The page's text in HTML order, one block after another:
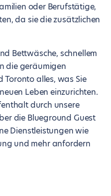
oder Berufstätige,
da sie die zusätzlichen
Bettwäsche, schnellem
die geräumigen
alles, was Sie
Leben einzurichten.
durch unsere
die Blueground Guest
Dienstleistungen wie
und mehr anfordern